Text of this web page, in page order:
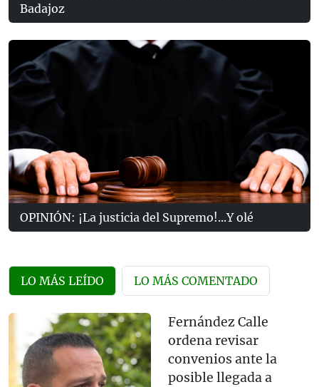
Badajoz
OPINIÓN: ¡La justicia del Supremo!...Y olé
LO MÁS LEÍDO LO MÁS COMENTADO
Fernández Calle
ordena revisar
convenios ante la
posible llegada a